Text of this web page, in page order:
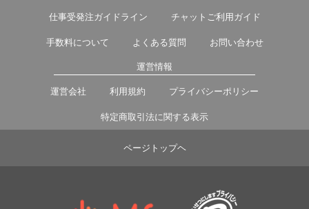
仕事受発注ガイドライン チャットご利用ガイド
手数料について よくある質問 お問い合わせ
運営情報
運営会社 利用規約 プライバシーポリシー
特定商取引法に関する表示
ページトップヘ